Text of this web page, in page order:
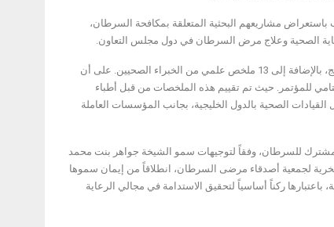
مشاريعهم البحثية المتعلقة بمكافحة السرطان،
الصحية وعلاج مرض السرطان في دول مجلس التعاون.
وتلقى المؤتمر 12 أطروحة علمية مختلفة من قبل طلاب الجامعات على مستوى دولة الإمارات والخليج، بالإضافة إلى 13 ملخص علمي من الخبراء الصحيين. على أن
للمؤتمر. حيث تم تقييم هذه الملخصات من قبل أطباء
الصحية بالدول الخليجية، بجانب المؤسسات العاملة
للسرطان، وفقاً لتوجيهات سمو الشيخة جواهر بنت محمد
لجمعية أصدقاء مرضى السرطان، انطلاقاً من إيمان سموها
ركناً أساسياً لتحقيق الاستدامة في مجالي الرعاية